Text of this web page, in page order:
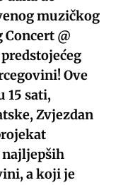
muzičkog
@
Ove
15 sati,
Zvjezdan
najljepših
a koji je